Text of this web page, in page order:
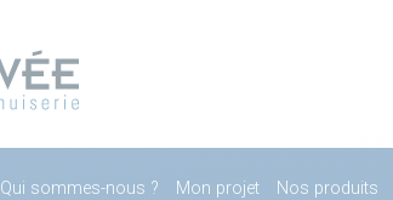
Qui sommes-nous ? Mon projet Nos produits